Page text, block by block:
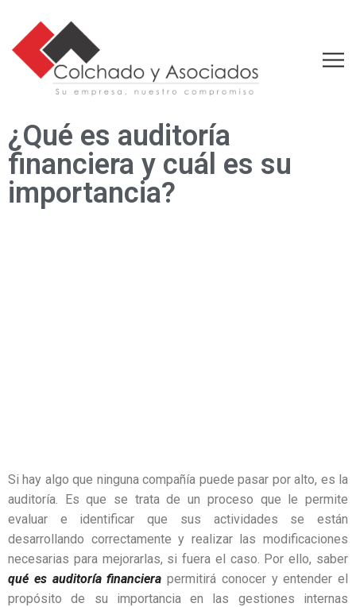
¿Qué es auditoría
financiera y cuál es su
importancia?
Si hay algo que ninguna compañía puede pasar por alto, es la
auditoría. Es que se trata de un proceso que le permite
evaluar e identificar que sus actividades se están
desarrollando correctamente y realizar las modificaciones
necesarias para mejorarlas, si fuera el caso. Por ello, saber
qué es auditoría financiera permitirá conocer y entender el
propósito de su importancia en las gestiones internas